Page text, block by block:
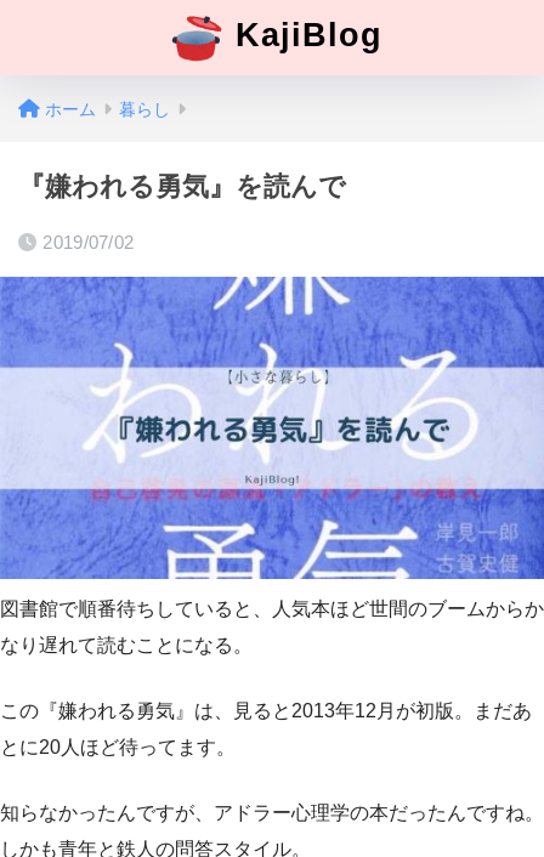
KajiBlog
ホーム 暮らし
『嫌われる勇気』を読んで
2019/07/02
図書館で順番待ちしていると、人気本ほど世間のブームからか
なり遅れて読むことになる。
この『嫌われる勇気』は、見ると2013年12月が初版。まだあ
とに20人ほど待ってます。
知らなかったんですが、アドラー心理学の本だったんですね。
しかも青年と鉄人の問答スタイル。